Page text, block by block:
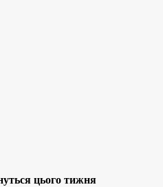
цього тижня